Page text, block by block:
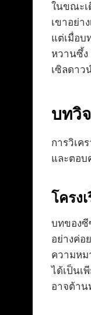
ในขณะเ
เขาอย่า
แต่เมื่อบ
หวานซึ้ง
เซิลดาว
บทวิ
การวิเค
และตอ
โครง
บทของซี
อย่างค่อ
ความหม
ได้เป็นเ
อาจต้าน